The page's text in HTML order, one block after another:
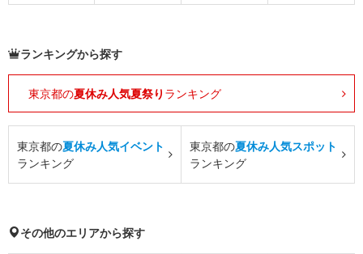
ランキングから探す
東京都の夏休み人気夏祭り ランキング
東京都の夏休み人気イベント
ランキング
東京都の夏休み人気スポット
ランキング
その他のエリアから探す